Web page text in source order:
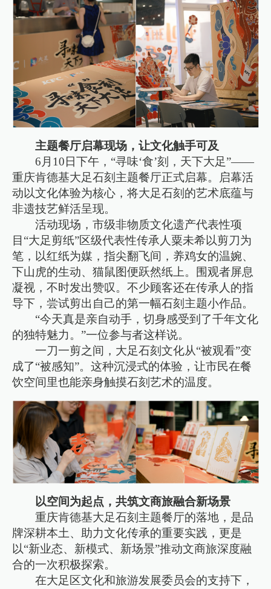
主题餐厅启幕现场，让文化触手可及
6月10日下午，“寻味‘食’刻，天下大足”——
重庆肯德基大足石刻主题餐厅正式启幕。启幕活
动以文化体验为核心，将大足石刻的艺术底蕴与
非遗技艺鲜活呈现。
活动现场，市级非物质文化遗产代表性项
目“大足剪纸”区级代表性传承人粟未希以剪刀为
笔，以红纸为媒，指尖翻飞间，养鸡女的温婉、
下山虎的生动、猫鼠图便跃然纸上。围观者屏息
凝视，不时发出赞叹。不少顾客还在传承人的指
导下，尝试剪出自己的第一幅石刻主题小作品。
“今天真是亲自动手，切身感受到了千年文化
的独特魅力。”一位参与者这样说。
一刀一剪之间，大足石刻文化从“被观看”变
成了“被感知”。这种沉浸式的体验，让市民在餐
饮空间里也能亲身触摸石刻艺术的温度。
以空间为起点，共筑文商旅融合新场景
重庆肯德基大足石刻主题餐厅的落地，是品
牌深耕本土、助力文化传承的重要实践，更是
以“新业态、新模式、新场景”推动文商旅深度融
合的一次积极探索。
在大足区文化和旅游发展委员会的支持下，